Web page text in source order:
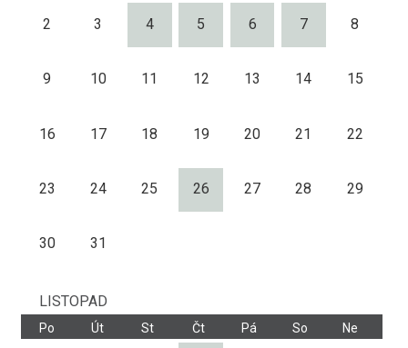
2 3 4 5 6 7 8
9 10 11 12 13 14 15
16 17 18 19 20 21 22
23 24 25 26 27 28 29
30 31
LISTOPAD
Po Út St Čt Pá So Ne